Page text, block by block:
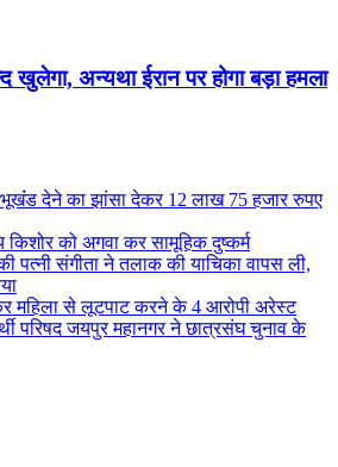
अन्यथा ईरान पर होगा बड़ा हमला
देने का झांसा देकर 12 लाख 75 हजार रुपए
किशोर को अगवा कर सामूहिक दुष्कर्म
पत्नी संगीता ने तलाक की याचिका वापस ली,
महिला से लूटपाट करने के 4 आरोपी अरेस्ट
परिषद जयपुर महानगर ने छात्रसंघ चुनाव के